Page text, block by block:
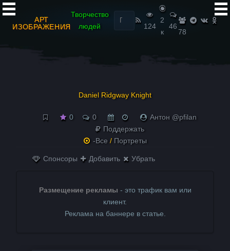
АРТ
ИЗОБРАЖЕНИЯ
Творчество
людей
Найти:
124
2
к
46
78
Daniel Ridgway Knight
0 0
Антон @pfilan
Поддержать
-Все / Портреты
Спонсоры Добавить Убрать
Размещение рекламы - это трафик вам или
клиент.
Реклама на баннере в статье.